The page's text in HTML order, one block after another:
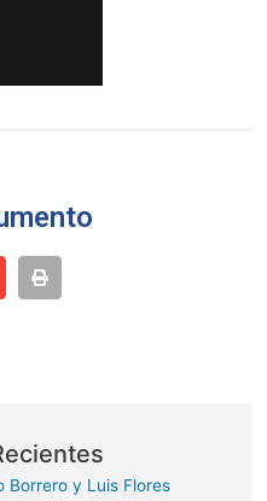
Borrero y Luis Flores